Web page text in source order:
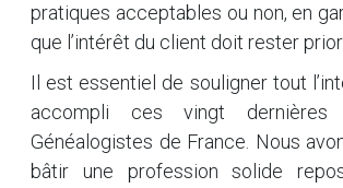
pratiques acceptables ou non, en
que l’intérêt du client doit rester
Il est essentiel de souligner tout
accompli ces vingt dernières
Généalogistes de France. Nous
bâtir une profession solide